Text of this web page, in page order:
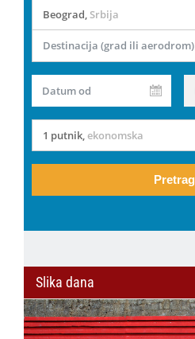
Beograd, Srbija
Destinacija (grad ili aerodrom)
Datum od
1 putnik,ekonomska
Slika dana